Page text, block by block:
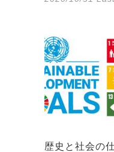
歴史と社会の